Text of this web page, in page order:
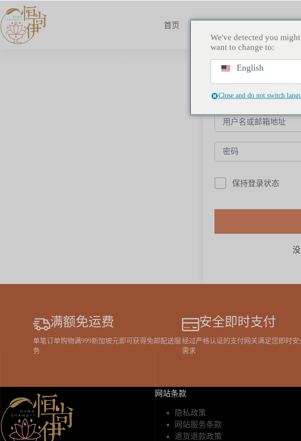
首页
保持登录状态
满额免运费
单笔订单购物满999新加坡元即可获得免邮配送服
务
安全即时支付
经过严格认证的支付网关满足您即时安
需求
网站条款
隐私政策
网站服务条款
退货退款政策
We've detected you
want to change to:
English
Close and do not switch